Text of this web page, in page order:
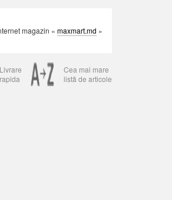
magazin « maxmart.md »
Livrare
rapida
Cea mai mare
listă de articole